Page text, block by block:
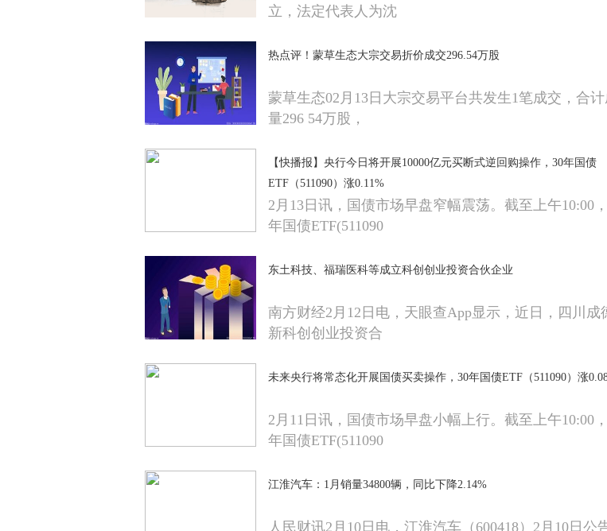
立，法定代表人为沈
热点评！蒙草生态大宗交易折价成交296.54万股
蒙草生态02月13日大宗交易平台共发生1笔成交，合
量296 54万股，
【快播报】央行今日将开展10000亿元买断式逆回购操作，30年国债
ETF（511090）涨0.11%
2月13日讯，国债市场早盘窄幅震荡。截至上午10:00
年国债ETF(511090
东土科技、福瑞医科等成立科创创业投资合伙企业
南方财经2月12日电，天眼查App显示，近日，四川成
新科创创业投资合
未来央行将常态化开展国债买卖操作，30年国债ETF（511090）涨
2月11日讯，国债市场早盘小幅上行。截至上午10:00
年国债ETF(511090
江淮汽车：1月销量34800辆，同比下降2.14%
人民财讯2月10日电，江淮汽车（600418）2月10日公